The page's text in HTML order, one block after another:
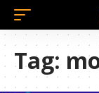
Tag: